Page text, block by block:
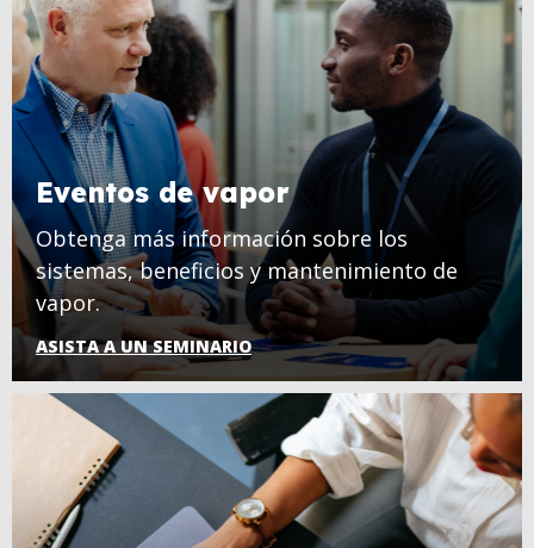
Eventos de vapor
Obtenga más información sobre los
sistemas, beneficios y mantenimiento de
vapor.
ASISTA A UN SEMINARIO